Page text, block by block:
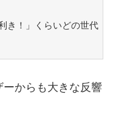
き！」くらいどの世代
からも大きな反響